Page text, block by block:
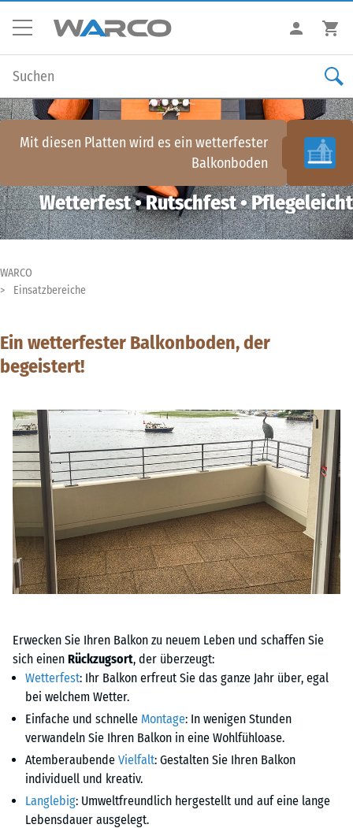
Mit diesen Platten wird es ein wetterfester
Balkonboden
Wetterfest • Rutschfest • Pflegeleicht
WARCO
Einsatzbereiche
Ein wetterfester Balkonboden, der
begeistert!
Erwecken Sie Ihren Balkon zu neuem Leben und schaffen Sie
sich einen Rückzugsort, der überzeugt:
Wetterfest: Ihr Balkon erfreut Sie das ganze Jahr über, egal
bei welchem Wetter.
Einfache und schnelle Montage: In wenigen Stunden
verwandeln Sie Ihren Balkon in eine Wohlfühloase.
Atemberaubende Vielfalt: Gestalten Sie Ihren Balkon
individuell und kreativ.
Langlebig: Umweltfreundlich hergestellt und auf eine lange
Lebensdauer ausgelegt.